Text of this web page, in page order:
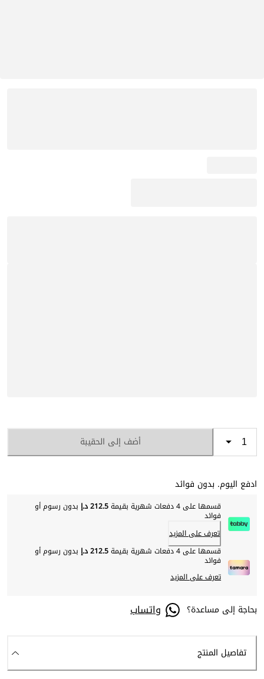
أضف إلى الحقيبة
ادفع اليوم. بدون فوائد
قسمها على 4 دفعات شهرية بقيمة 212.5 د.إ بدون رسوم أو
فوائد
تعرف على المزيد
قسمها على 4 دفعات شهرية بقيمة
212.5 د.إ بدون رسوم أو
فوائد
تعرف على المزيد
بحاجة إلى مساعدة؟ واتساب
تفاصيل المنتج